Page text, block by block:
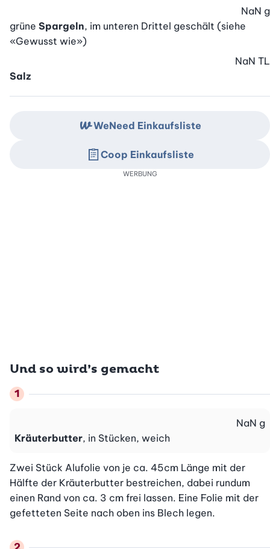
grüne Spargeln, im unteren Drittel geschält (siehe
«Gewusst wie»)
NaN g
Salz
NaN TL
Und so wird’s gemacht
Kräuterbutter, in Stücken, weich
NaN g
Zwei Stück Alufolie von je ca. 45cm Länge mit der
Hälfte der Kräuterbutter bestreichen, dabei rundum
einen Rand von ca. 3 cm frei lassen. Eine Folie mit der
gefetteten Seite nach oben ins Blech legen.
WeNeed Einkaufsliste
Coop Einkaufsliste
WERBUNG